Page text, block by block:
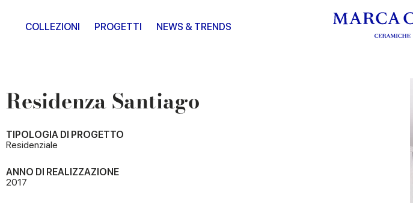
COLLEZIONI PROGETTI NEWS & TRENDS
Residenza Santiago
TIPOLOGIA DI PROGETTO
Residenziale
ANNO DI REALIZZAZIONE
2017